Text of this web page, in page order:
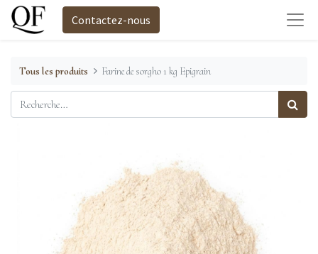
Contactez-nous
Tous les produits Farine de sorgho 1 kg Epigrain